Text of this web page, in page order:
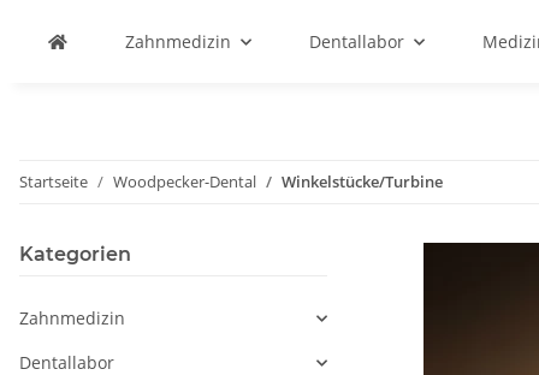
Zahnmedizin Dentallabor
Startseite Woodpecker-Dental Winkelstücke/Turbine
Kategorien
Zahnmedizin
Dentallabor